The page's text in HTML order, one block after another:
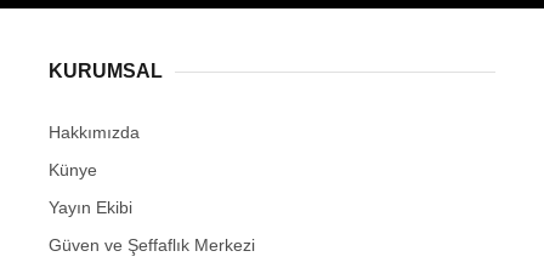
KURUMSAL
Hakkımızda
Künye
Yayın Ekibi
Güven ve Şeffaflık Merkezi